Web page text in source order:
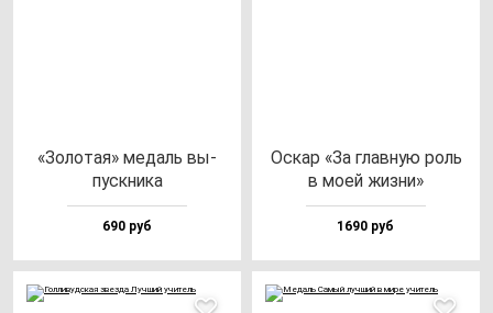
«Золо­тая» ме­даль вы­
пус­кни­ка
690 руб
Оскар «За глав­ную роль
в моей жиз­ни»
1690 руб